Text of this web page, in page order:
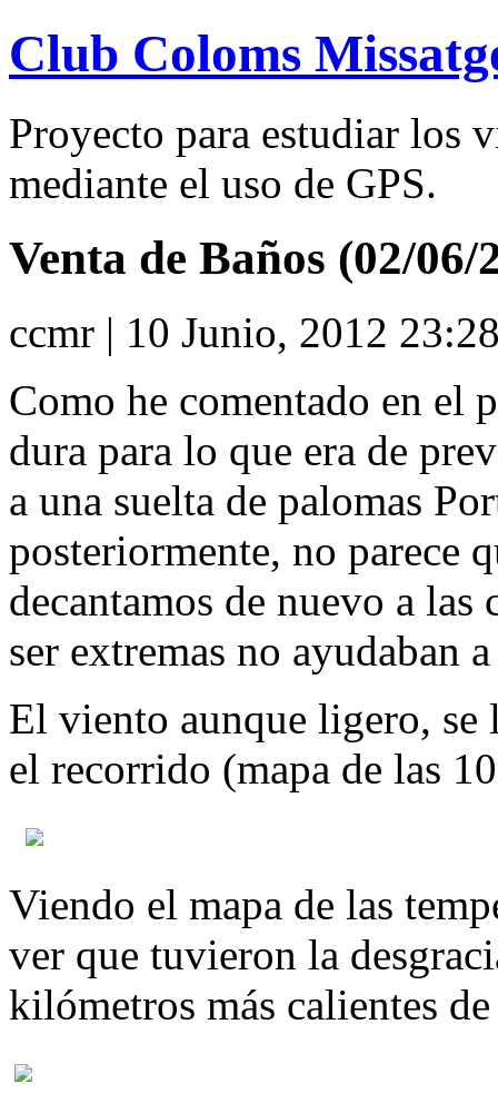
Club Coloms
Proyecto para estudiar los
mediante el uso de GPS.
Venta de Baños (02/06/
ccmr | 10 Junio, 2012
Como he comentado en el
dura para lo que era de
a una suelta de palomas
posteriormente, no parece
decantamos de nuevo a
ser extremas no ayudaban
El viento aunque ligero, se
el recorrido (mapa de las
Viendo el mapa de las
ver que tuvieron la
kilómetros más calientes de